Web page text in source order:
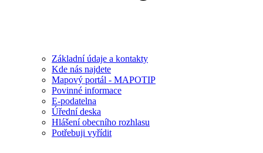
Základní údaje a kontakty
Kde nás najdete
Mapový portál - MAPOTIP
Povinné informace
E-podatelna
Úřední deska
Hlášení obecního rozhlasu
Potřebuji vyřídit